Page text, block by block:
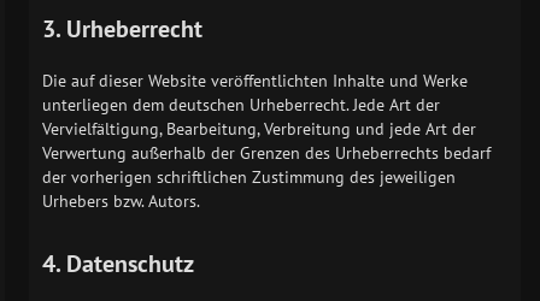
3. Urheberrecht
Die auf dieser Website veröffentlichten Inhalte und Werke
unterliegen dem deutschen Urheberrecht. Jede Art der
Vervielfältigung, Bearbeitung, Verbreitung und jede Art der
Verwertung außerhalb der Grenzen des Urheberrechts bedarf
der vorherigen schriftlichen Zustimmung des jeweiligen
Urhebers bzw. Autors.
4. Datenschutz